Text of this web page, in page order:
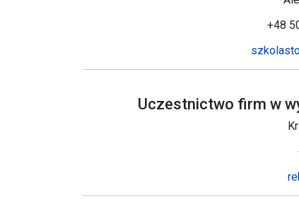
+48
Uczestnictwo firm w